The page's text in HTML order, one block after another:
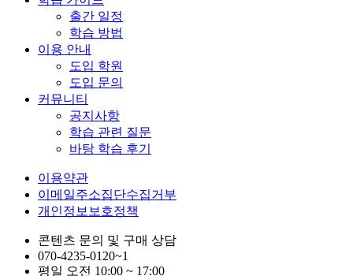
출간 일정
학습 방법
이용 안내
도입 학원
도입 문의
커뮤니티
공지사항
학습 관련 질문
바탕 학습 후기
이용약관
이메일주소집단수집거부
개인정보보호정책
콘텐츠 문의 및 구매 상담
070-4235-0120~1
평일 오전 10:00 ~ 17:00